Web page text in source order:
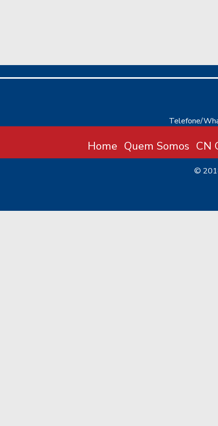
Telefone/
Home Quem Somos CN
©